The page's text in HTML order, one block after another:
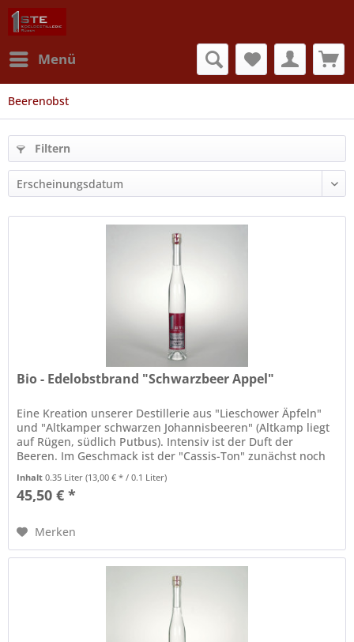
Menü
Beerenobst
Filtern
Bio - Edelobstbrand "Schwarzbeer Appel"
Eine Kreation unserer Destillerie aus "Lieschower Äpfeln"
und "Altkamper schwarzen Johannisbeeren" (Altkamp liegt
auf Rügen, südlich Putbus). Intensiv ist der Duft der
Beeren. Im Geschmack ist der "Cassis-Ton" zunächst noch
Inhalt0.35 Liter(13,00 € * / 0.1 Liter)
45,50 € *
Merken